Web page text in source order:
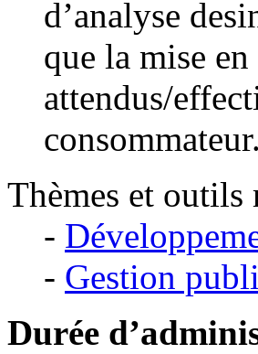
d’analyse
que la mise
attendus/
consommateur.
Thèmes et outils
-
- Gestion
Durée